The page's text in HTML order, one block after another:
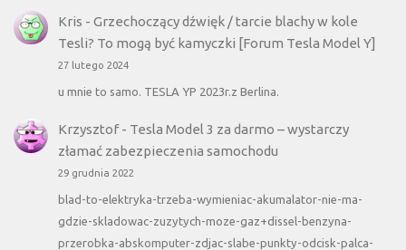
Kris - Grzechoczący dźwięk / tarcie blachy w kole
Tesli? To mogą być kamyczki [Forum Tesla Model Y]
27 lutego 2024
u mnie to samo. TESLA YP 2023r.z Berlina.
Krzysztof- Tesla Model 3 za darmo – wystarczy
złamać zabezpieczenia samochodu
29 grudnia 2022
blad-to-elektryka-trzeba-wymieniac-akumalator-nie-ma-
gdzie-skladowac-zuzytych-moze-gaz+dissel-benzyna-
przerobka-abskomputer-zdjac-slabe-punkty-odcisk-palca-